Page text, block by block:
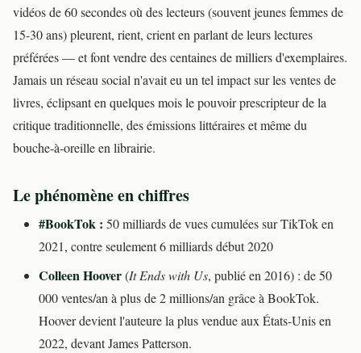
vidéos de 60 secondes où des lecteurs (souvent jeunes femmes de
15-30 ans) pleurent, rient, crient en parlant de leurs lectures
préférées — et font vendre des centaines de milliers d'exemplaires.
Jamais un réseau social n'avait eu un tel impact sur les ventes de
livres, éclipsant en quelques mois le pouvoir prescripteur de la
critique traditionnelle, des émissions littéraires et même du
bouche-à-oreille en librairie.
Le phénomène en chiffres
#BookTok : 50 milliards de vues cumulées sur TikTok en
2021, contre seulement 6 milliards début 2020
Colleen Hoover(It Ends with Us, publié en 2016) : de 50
000 ventes/an à plus de 2 millions/an grâce à BookTok.
Hoover devient l'auteure la plus vendue aux États-Unis en
2022, devant James Patterson.